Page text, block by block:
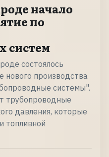
начало
по
систем
состоялось
нового производства
системы".
трубопроводные
давления, которые
топливной